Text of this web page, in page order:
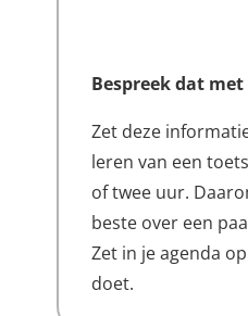
Bespreek dat met
Zet deze
leren van een
of twee uur.
beste over een
Zet in je agenda
doet.